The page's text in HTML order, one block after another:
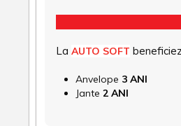
La AUTO SOFT
Anvelope 3 ANI
Jante 2 ANI